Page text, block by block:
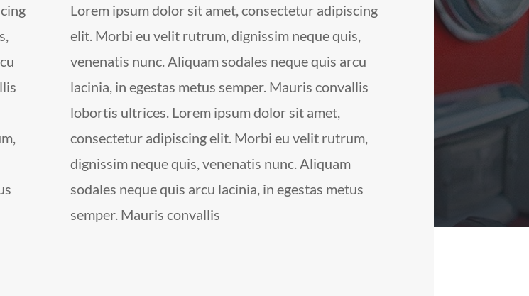
Lorem ipsum dolor sit amet, consectetur adipiscing
elit. Morbi eu velit rutrum, dignissim neque quis,
venenatis nunc. Aliquam sodales neque quis arcu
lacinia, in egestas metus semper. Mauris convallis
lobortis ultrices. Lorem ipsum dolor sit amet,
consectetur adipiscing elit. Morbi eu velit rutrum,
dignissim neque quis, venenatis nunc. Aliquam
sodales neque quis arcu lacinia, in egestas metus
semper. Mauris convallis